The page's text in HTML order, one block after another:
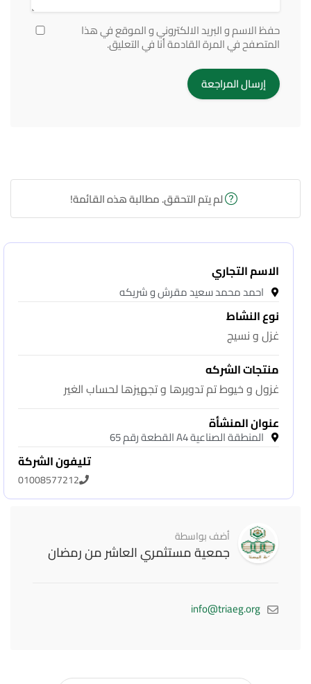
حفظ الاسم و البريد الالكتروني و الموقع في هذا
المتصفح في المرة القادمة أنا في التعليق.
لم يتم التحقق. مطالبة هذه القائمة!
الاسم التجاري
احمد محمد سعيد مقرش و شريكه
نوع النشاط
غزل و نسيج
منتجات الشركه
غزول و خيوط تم تدويرها و تجهيزها لحساب الغير
عنوان المنشأة
المنطقة الصناعية A4 القطعة رقم 65
تليفون الشركة
01008577212
أضف بواسطة
جمعية مستثمري العاشر من رمضان
info@triaeg.org